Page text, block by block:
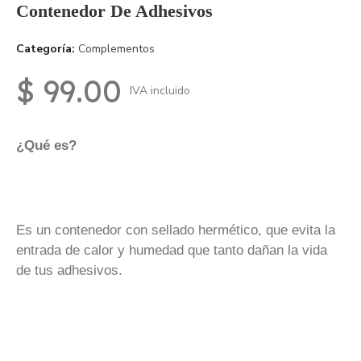
Contenedor De Adhesivos
Categoría Complementos
$ 99.00 IVA incluido
¿Qué es?
Es un contenedor con sellado hermético, que evita la
entrada de calor y humedad que tanto dañan la vida
de tus adhesivos.